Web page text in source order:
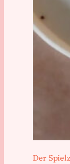
Der